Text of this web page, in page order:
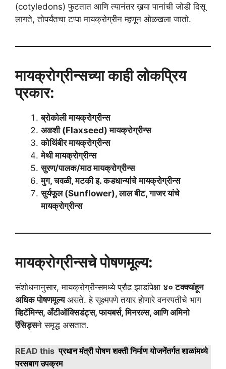
(cotyledons) फुटतात आणि त्यानंतर खर्‍या पानांची जोडी दिसू
लागते, तोपर्यंतचा टप्पा मायक्रोग्रीन म्हणून ओळखला जातो.
मायक्रोग्रीन्सच्या काही लोकप्रिय
प्रकार:
ब्रोकोली मायक्रोग्रीन्स
अळशी (Flaxseed) मायक्रोग्रीन्स
कोथिंबीर मायक्रोग्रीन्स
मेथी मायक्रोग्रीन्स
सुरण/पालक/माठ मायक्रोग्रीन्स
मुग, चवळी, मटकी इ. कडधान्यांचे मायक्रोग्रीन्स
सुर्यफूल (Sunflower), लाल बीट, गाजर यांचे
मायक्रोग्रीन्स
मायक्रोग्रीन्सचे पोषणमूल्य:
संशोधनानुसार, मायक्रोग्रीन्समध्ये प्रौढ झाडांपेक्षा ४० टक्क्यांहून
अधिक पोषणमूल्यअसते. हे सूक्ष्मपणे तयार होणारे वनस्पतीचे भाग
व्हिटॅमिन्स, अँटीऑक्सिडंट्स, फायबर्स, मिनरल्स, आणि अमिनो
ऍसिड्सने समृद्ध असतात.
READ this प्रधान मंत्री पोषण शक्ती निर्माण योजनेंतर्गत शाळांमध्ये
परसबाग उपक्रम